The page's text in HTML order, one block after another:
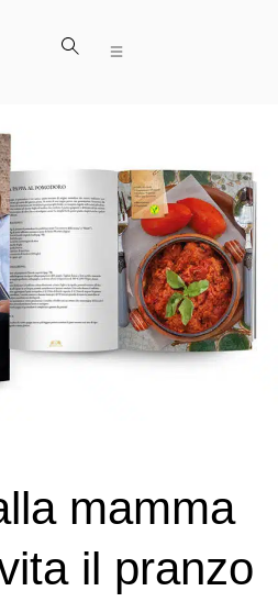
mamma
il pranzo